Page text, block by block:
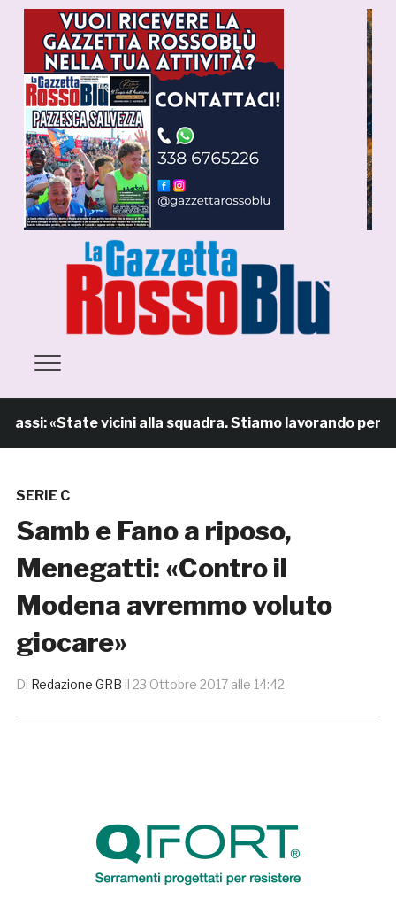
«State vicini alla squadra. Stiamo lavorando per
SERIE C
Samb e Fano a riposo,
Menegatti: «Contro il
Modena avremmo voluto
giocare»
Di Redazione GRB il 23 Ottobre 2017 alle 14:42